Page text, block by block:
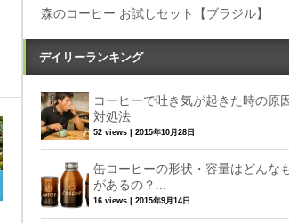
森のコーヒー お試しセット【ブラジル】
デイリーランキング
コーヒーで吐き気が起きた時の原
対処法
52 views 2015年10月28日
缶コーヒーの形状・容量はどんな
があるの？...
16 views 2015年9月14日